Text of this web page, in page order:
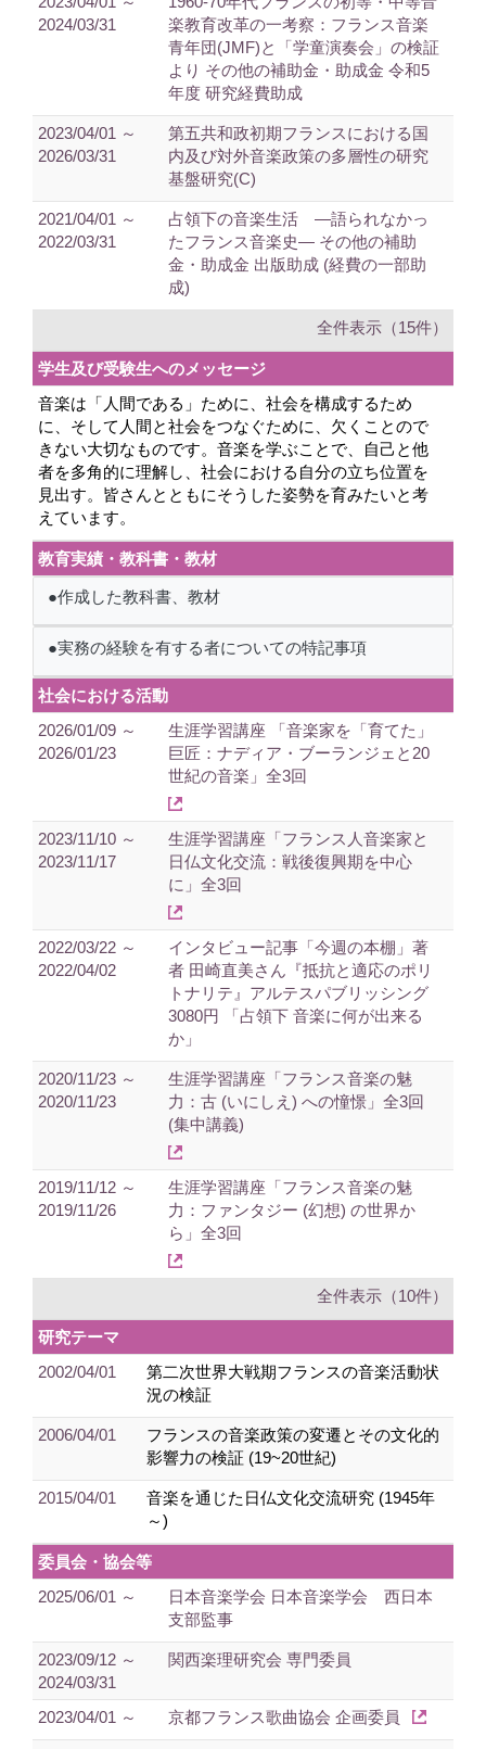
2024/03/31
楽教育改革の一考察：フランス音楽
青年団(JMF)と「学童演奏会」の検証
より その他の補助金・助成金 令和5
年度 研究経費助成
2023/04/01 ～
2026/03/31
第五共和政初期フランスにおける国
内及び対外音楽政策の多層性の研究
基盤研究(C)
2021/04/01 ～
2022/03/31
占領下の音楽生活 ―語られなかっ
たフランス音楽史― その他の補助
金・助成金 出版助成 (経費の一部助
成)
全件表示（15件）
学生及び受験生へのメッセージ
音楽は「人間である」ために、社会を構成するため
に、そして人間と社会をつなぐために、欠くことので
きない大切なものです。音楽を学ぶことで、自己と他
者を多角的に理解し、社会における自分の立ち位置を
見出す。皆さんとともにそうした姿勢を育みたいと考
えています。
教育実績・教科書・教材
●作成した教科書、教材
●実務の経験を有する者についての特記事項
社会における活動
2026/01/09 ～
2026/01/23
生涯学習講座 「音楽家を「育てた」
巨匠：ナディア・ブーランジェと20
世紀の音楽」全3回
2023/11/10 ～
2023/11/17
生涯学習講座「フランス人音楽家と
日仏文化交流：戦後復興期を中心
に」全3回
2022/03/22 ～
2022/04/02
インタビュー記事「今週の本棚」著
者 田崎直美さん『抵抗と適応のポリ
トナリテ』アルテスパブリッシング
3080円 「占領下 音楽に何が出来る
か」
2020/11/23 ～
2020/11/23
生涯学習講座「フランス音楽の魅
力：古 (いにしえ) への憧憬」全3回
(集中講義)
2019/11/12 ～
2019/11/26
生涯学習講座「フランス音楽の魅
力：ファンタジー (幻想) の世界か
ら」全3回
全件表示（10件）
研究テーマ
2002/04/01
第二次世界大戦期フランスの音楽活動状
況の検証
2006/04/01
フランスの音楽政策の変遷とその文化的
影響力の検証 (19~20世紀)
2015/04/01
音楽を通じた日仏文化交流研究 (1945年
～)
委員会・協会等
2025/06/01 ～
日本音楽学会 日本音楽学会 西日本
支部監事
2023/09/12 ～
2024/03/31
関西楽理研究会 専門委員
2023/04/01 ～ 京都フランス歌曲協会 企画委員